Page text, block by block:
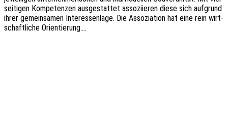
sei­ti­gen Kompe­ten­zen ausge­stat­tet asso­zi­ie­ren diese sich aufgrund
ihrer gemein­sa­men Inter­es­sen­la­ge. Die Asso­zia­ti­on hat eine rein wirt­
schaft­li­che Orientierung.…